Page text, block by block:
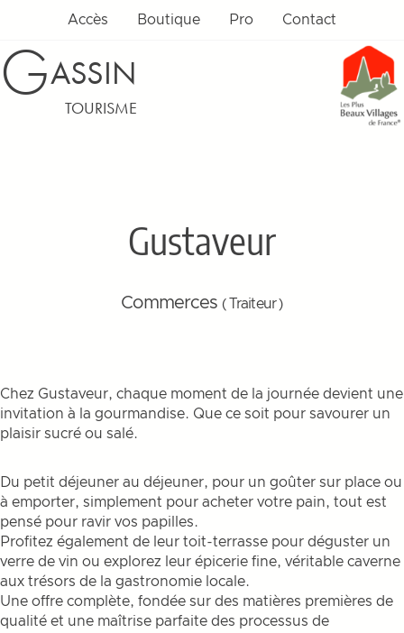
Accès Boutique Pro Contact
GASSIN
TOURISME
Gustaveur
Commerces ( Traiteur )
Chez Gustaveur, chaque moment de la journée devient une
invitation à la gourmandise. Que ce soit pour savourer un
plaisir sucré ou salé.
Du petit déjeuner au déjeuner, pour un goûter sur place ou
à emporter, simplement pour acheter votre pain, tout est
pensé pour ravir vos papilles.
Profitez également de leur toit-terrasse pour déguster un
verre de vin ou explorez leur épicerie fine, véritable caverne
aux trésors de la gastronomie locale.
Une offre complète, fondée sur des matières premières de
qualité et une maîtrise parfaite des processus de